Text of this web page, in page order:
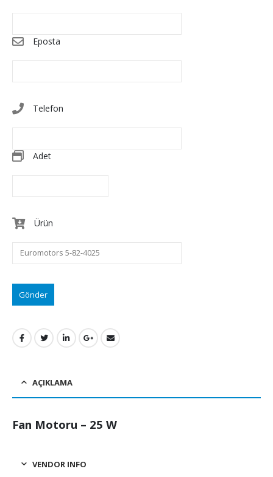
Eposta
Telefon
Adet
Ürün
AÇIKLAMA
Fan Motoru – 25 W
VENDOR INFO